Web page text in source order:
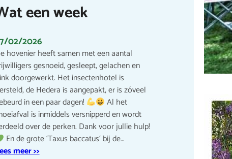
een week
02/2026
hovenier heeft samen met een aantal
gesnoeid, gesleept, gelachen en
doorgewerkt. Het insectenhotel is
de Hedera is aangepakt, er is zóveel
in een paar dagen!
Al het
is inmiddels versnipperd en wordt
over de perken. Dank voor jullie hulp!
En de grote ‘Taxus baccatus‘ bij de…
meer >>